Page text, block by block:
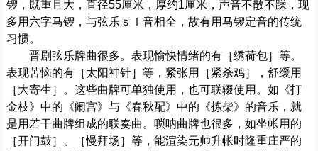
锣，既重且大，直径55厘米，厚约1厘米，声音不散不躁，现
多用六字马锣，与弦乐ｓｌ音相全，故有用马锣定音的传统
习惯。
晋剧弦乐牌曲很多。表现愉快情绪的有［绣荷包］等。
表现苦恼的有［太阳神针］等，紧张用［紧杀鸡］，舒缓用
［大寄生］。这些曲牌可单独使用，也可联辍使用。如《打
金枝》中的《闹宫》与《春秋配》中的《拣柴》的音乐，就
是用若干曲牌组成的联奏曲。唢呐曲牌也很多，如坐帐用的
［开门鼓］、［慢拜场］等，能渲染元帅升帐时隆重庄严的